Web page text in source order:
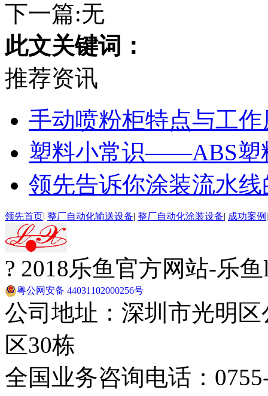
下一篇:无
此文关键词：
推荐资讯
手动喷粉柜特点与工
塑料小常识——ABS塑
领先告诉你涂装流水
领先首页| 整厂自动化输送设备| 整厂自动化涂装设备| 成功案例
? 2018乐鱼官方网站-乐
粤公网安备 44031102000256号
公司地址：深圳市光明
区30栋
全国业务咨询电话：